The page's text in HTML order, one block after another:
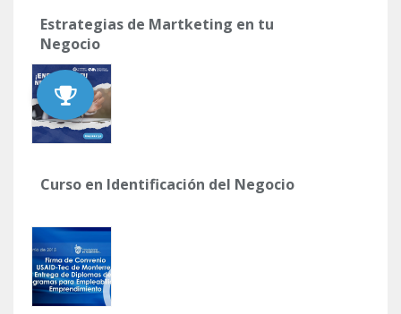
Estrategias de Martketing en tu
Negocio
Curso en Identificación del Negocio